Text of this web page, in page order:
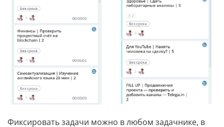
Фиксировать задачи можно в любом задачнике, в